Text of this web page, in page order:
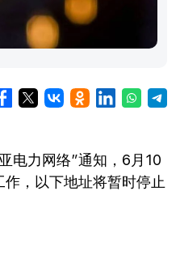
电力网络”通知，6月10
，以下地址将暂时停止